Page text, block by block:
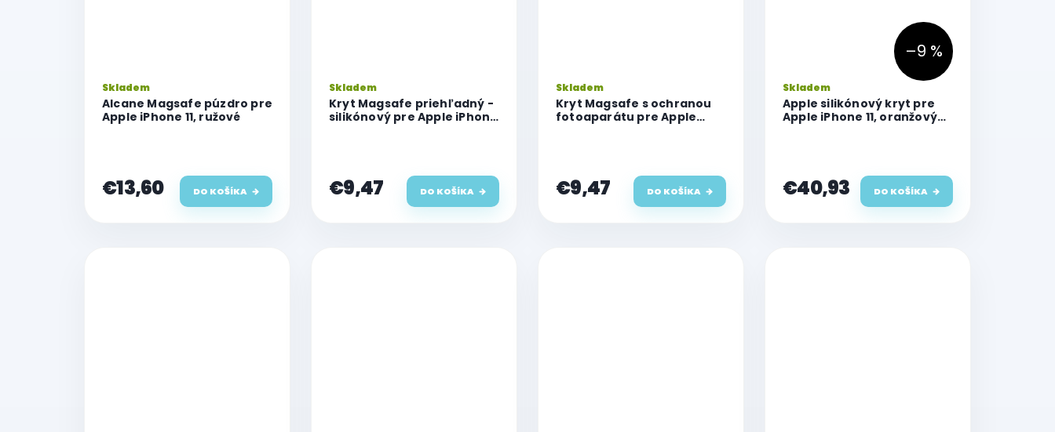
Alcane Magsafe púzdro pre
Apple iPhone 11, ružové
Skladem
€13,60 DO KOŠÍKA
Kryt Magsafe priehľadný -
silikónový pre Apple iPhone
Skladem
€9,47 DO KOŠÍKA
Kryt Magsafe s ochranou
fotoaparátu pre Apple
Skladem
€9,47 DO KOŠÍKA
–9 %
Apple silikónový kryt pre
Apple iPhone 11, oranžový
Skladem
€40,93 DO KOŠÍKA